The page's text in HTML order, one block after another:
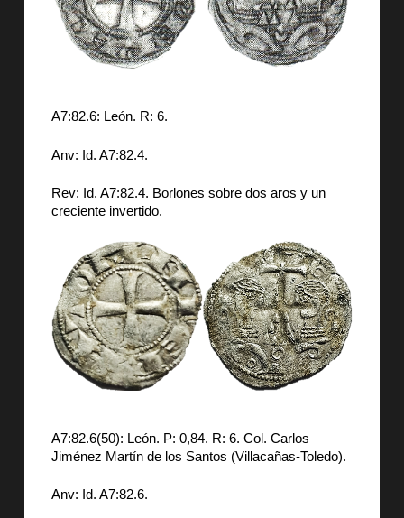
A7:82.6: León. R: 6.
Anv: Id. A7:82.4.
Rev: Id. A7:82.4. Borlones sobre dos aros y un
creciente invertido.
A7:82.6(50): León. P: 0,84. R: 6. Col. Carlos
Jiménez Martín de los Santos (Villacañas-Toledo).
Anv: Id. A7:82.6.